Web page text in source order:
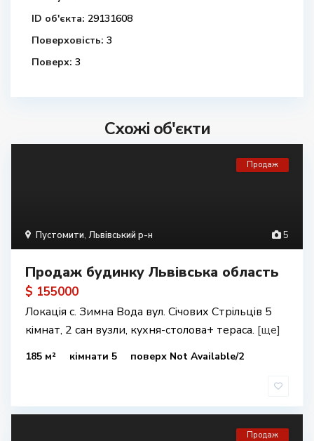
ID об'єкта: 29131608
Поверховість: 3
Поверх: 3
Схожі об'єкти
5
Пустомити, Львівський р-н
Продаж
Продаж будинку Львівська область
$ 155000
Локація с. Зимна Вода вул. Січових Стрільців 5
кімнат, 2 сан вузли, кухня-столова+ тераса. [ще]
185 м² кімнати 5 поверх Not Available/2
Продаж